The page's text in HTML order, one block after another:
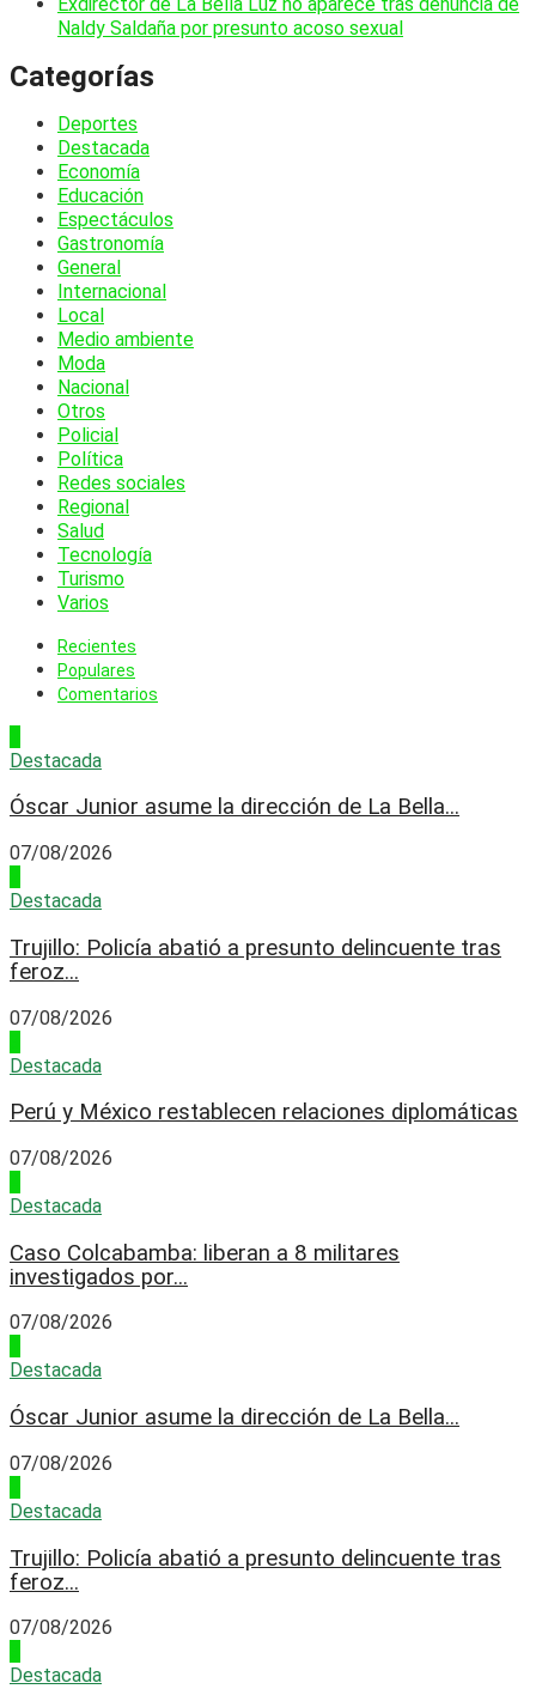
Naldy Saldaña por presunto acoso sexual
Categorías
Deportes
Destacada
Economía
Educación
Espectáculos
Gastronomía
General
Internacional
Local
Medio ambiente
Moda
Nacional
Otros
Policial
Política
Redes sociales
Regional
Salud
Tecnología
Turismo
Varios
Recientes
Populares
Comentarios
Destacada
Óscar Junior asume la dirección de La Bella...
07/08/2026
Destacada
Trujillo: Policía abatió a presunto delincuente tras
feroz...
07/08/2026
Destacada
Perú y México restablecen relaciones diplomáticas
07/08/2026
Destacada
Caso Colcabamba: liberan a 8 militares
investigados por...
07/08/2026
Destacada
Óscar Junior asume la dirección de La Bella...
07/08/2026
Destacada
Trujillo: Policía abatió a presunto delincuente tras
feroz...
07/08/2026
Destacada